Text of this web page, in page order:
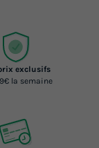
exclusifs
la semaine